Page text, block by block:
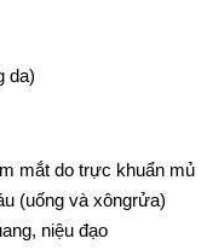
da)
mắt do trực khuẩn mủ
(uống và xôngrửa)
niệu đạo